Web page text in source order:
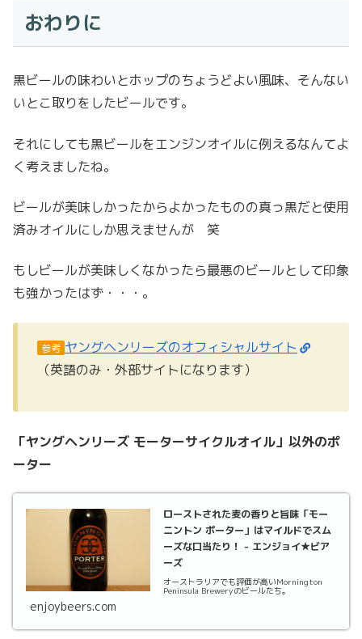
おわりに
黒ビールの味わいとホップのちょうどよい風味、そんない
いとこ取りをしたビールです。
それにしても黒ビールをエンジンオイルに例えるなんてよ
く考えましたね。
ビールが美味しかったからよかったものの真っ黒だと使用
済みオイルにしか思えませんが 笑
もしビールが美味しくなかったら最悪のビールとして印象
も強かったはず・・・。
参考 ヤングヘンリーズのオフィシャルサイト
（英語のみ・外部サイトになります）
「ヤングヘンリーズ モーターサイクルオイル」以外のポ
ーター
ローストされた麦の香りと旨味「モー
ニントン ポーター」はマイルドでスム
ーズな口当たり！ - エンジョイ★ビア
ーズ
オーストラリアでも評価が高いMornington
Peninsula Breweryのビールたち。
enjoybeers.com